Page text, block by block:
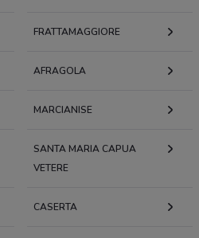
FRATTAMAGGIORE
AFRAGOLA
MARCIANISE
SANTA MARIA CAPUA
VETERE
CASERTA